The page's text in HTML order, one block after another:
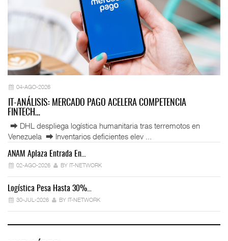
04-AGO-2026
IT-ANÁLISIS: MERCADO PAGO ACELERA COMPETENCIA
FINTECH…
⮕ DHL despliega logística humanitaria tras terremotos en
Venezuela ⮕ Inventarios deficientes elev ...
ANAM Aplaza Entrada En…
02-AGO-2026 BY IT-NETWORK
Logística Pesa Hasta 30%…
30-JUL-2026 BY IT-NETWORK